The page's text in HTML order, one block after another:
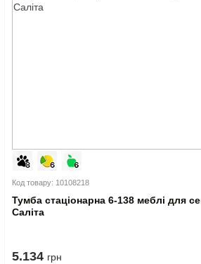
Код товару: 10108218
Тумба стаціонарна 6-138 меблі для
Саліта
5.134 грн